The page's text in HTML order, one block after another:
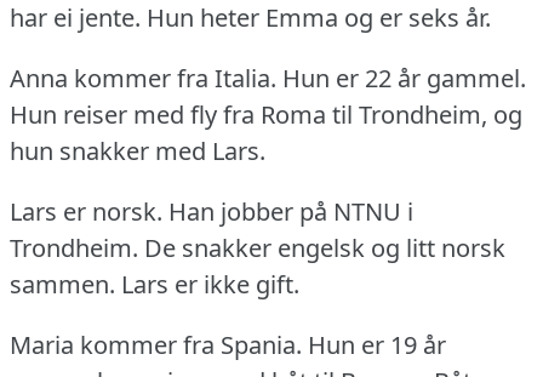
har ei jente. Hun heter Emma og er seks år.
Anna kommer fra Italia. Hun er 22 år gammel.
Hun reiser med fly fra Roma til Trondheim, og
hun snakker med Lars.
Lars er norsk. Han jobber på NTNU i
Trondheim. De snakker engelsk og litt norsk
sammen. Lars er ikke gift.
Maria kommer fra Spania. Hun er 19 år